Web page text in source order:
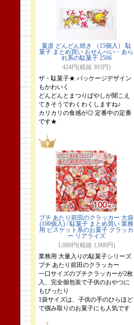
菓道 どんどん焼き （15個入） 駄
菓子 まとめ買い おせんべい・あら
れ系の駄菓子 2506
424円(税抜 393円)
ザ・駄菓子★ パッケージデザイン
もかわいく
どんどんとまつりばやしが聞こえ
てきそうでわくわくしますね♪
カリカリの食感が◎ 定番中の定番
です★
プチ あたり前田のクラッカー 大袋
(100個入) / 駄菓子 まとめ買い 業務
用 ビスケット系のお菓子 クラッカ
ー リアライズ
1,080円(税抜 1,000円)
業務用 大量入りの駄菓子シリーズ
プチ あたり前田のクラッカー
一口サイズのプチクラッカーが2枚
入、完全個包装で子供のおやつに
もぴったり
1袋サイズは、子供の手のひらほど
で掴み取りのお菓子にも人気です